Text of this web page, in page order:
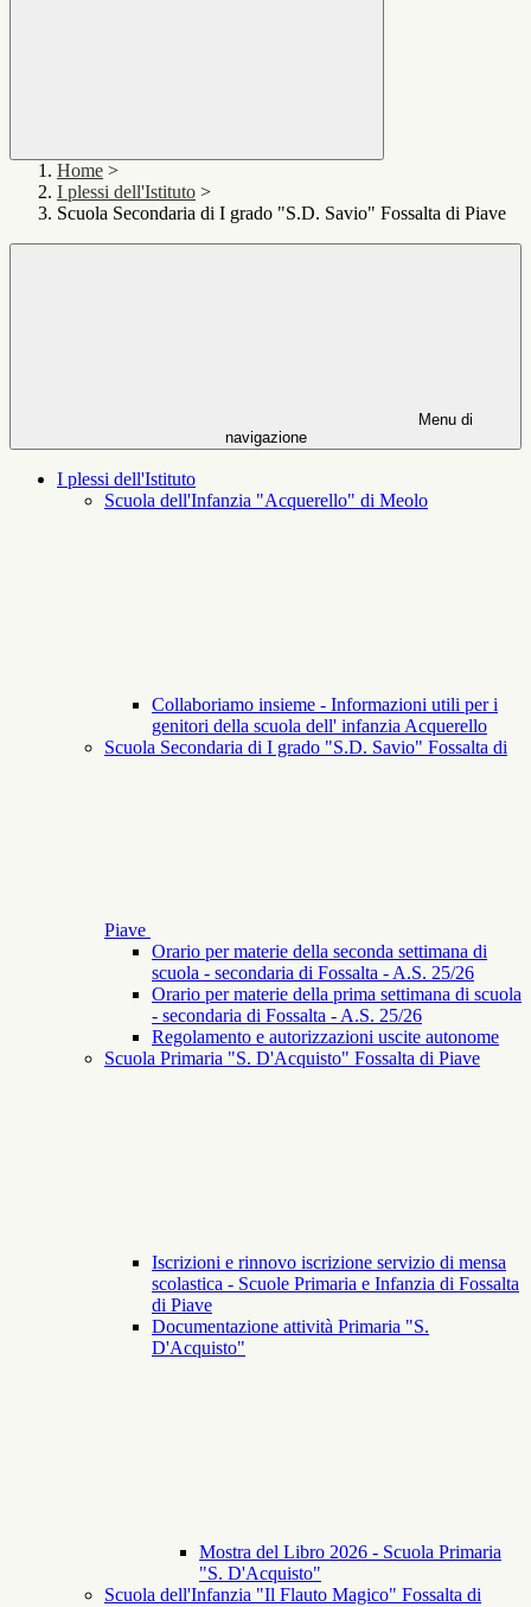
Home >
I plessi dell'Istituto >
Scuola Secondaria di I grado "S.D. Savio" Fossalta di Piave
Menu di
navigazione
I plessi dell'Istituto
Scuola dell'Infanzia "Acquerello" di Meolo
Collaboriamo insieme - Informazioni utili per i
genitori della scuola dell' infanzia Acquerello
Scuola Secondaria di I grado "S.D. Savio" Fossalta di
Piave
Orario per materie della seconda settimana di
scuola - secondaria di Fossalta - A.S. 25/26
Orario per materie della prima settimana di scuola
- secondaria di Fossalta - A.S. 25/26
Regolamento e autorizzazioni uscite autonome
Scuola Primaria "S. D'Acquisto" Fossalta di Piave
Iscrizioni e rinnovo iscrizione servizio di mensa
scolastica - Scuole Primaria e Infanzia di Fossalta
di Piave
Documentazione attività Primaria "S.
D'Acquisto"
Mostra del Libro 2026 - Scuola Primaria
"S. D'Acquisto"
Scuola dell'Infanzia "Il Flauto Magico" Fossalta di